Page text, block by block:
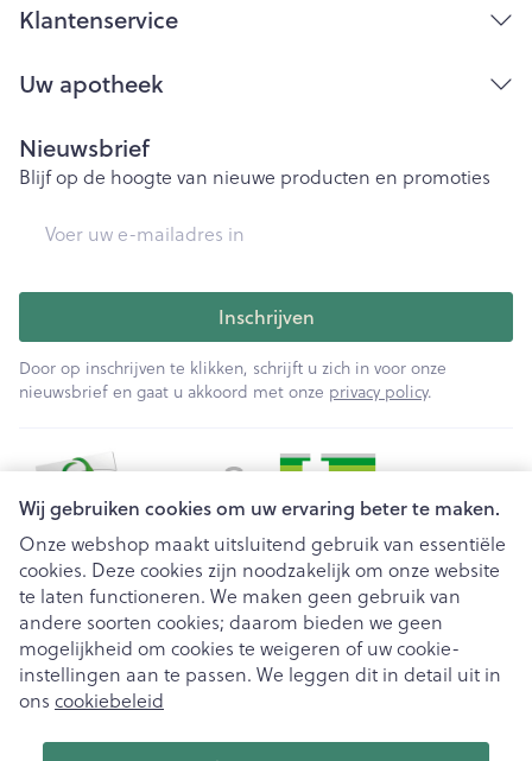
Wij gebruiken cookies om uw ervaring beter te maken.
Onze webshop maakt uitsluitend gebruik van essentiële
cookies. Deze cookies zijn noodzakelijk om onze website
te laten functioneren. We maken geen gebruik van
andere soorten cookies; daarom bieden we geen
mogelijkheid om cookies te weigeren of uw cookie-
instellingen aan te passen. We leggen dit in detail uit in
ons cookiebeleid
Klantenservice
Uw apotheek
Nieuwsbrief
Blijf op de hoogte van nieuwe producten en promoties
Inschrijven
Door op inschrijven te klikken, schrijft u zich in voor onze
nieuwsbrief en gaat u akkoord met onze privacy policy.
Juridische links